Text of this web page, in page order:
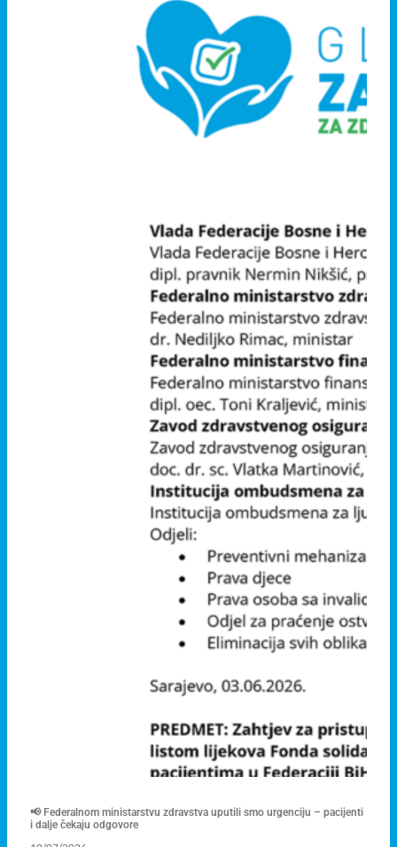
📢 Federalnom ministarstvu zdravstva uputili smo urgenciju – pacijenti
i dalje čekaju odgovore